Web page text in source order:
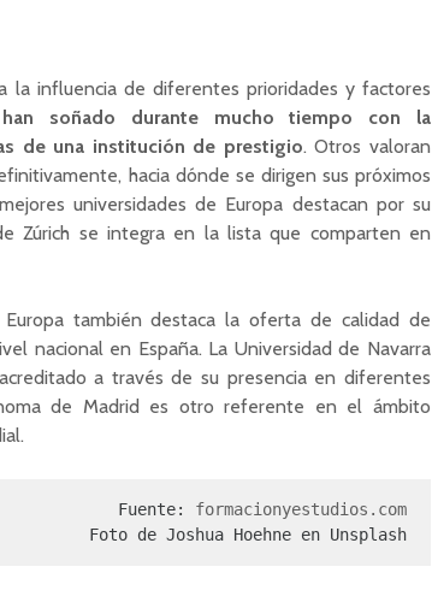
la influencia de diferentes prioridades y factores
soñado durante mucho tiempo con la
de una institución de prestigio. Otros valoran
hacia dónde se dirigen sus próximos
universidades de Europa destacan por su
Zúrich se integra en la lista que comparten en
también destaca la oferta de calidad de
nacional en España. La Universidad de Navarra
a través de su presencia en diferentes
de Madrid es otro referente en el ámbito
Fuente: formacionyestudios.com
Foto de Joshua Hoehne en Unsplash